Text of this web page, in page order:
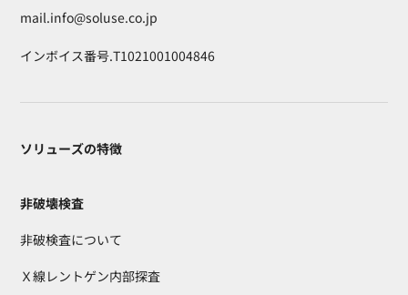
mail.info@soluse.co.jp
インボイス番号.T1021001004846
ソリューズの特徴
非破壊検査
非破検査について
Ｘ線レントゲン内部探査